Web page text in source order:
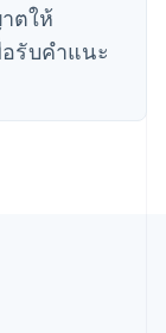
ตให้
รับคําแนะ